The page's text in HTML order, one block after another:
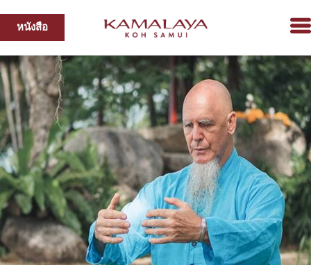
หนังสือ